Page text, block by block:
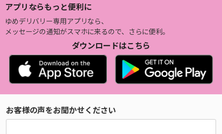
アプリならもっと便利に
ゆめデリバリー専用アプリなら、
メッセージの通知がスマホに来るので、さらに便利。
ダウンロードはこちら
お客様の声をお聞かせください